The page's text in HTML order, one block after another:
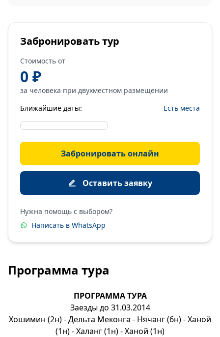
Забронировать тур
Стоимость от
0 ₽
за человека при двухместном размещении
Ближайшие даты:
Есть места
Забронировать онлайн
Оставить заявку
Нужна помощь с выбором?
Написать в WhatsApp
Программа тура
ПРОГРАММА ТУРА
Заезды до 31.03.2014
Хошимин (2н) - Дельта Меконга - Нячанг (6н) - Ханой
(1н) - Халанг (1н) - Ханой (1н)